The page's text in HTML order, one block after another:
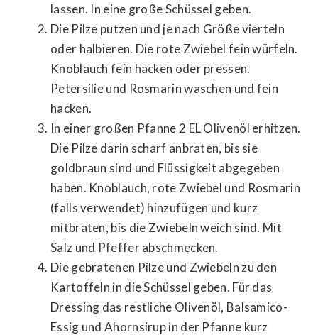
lassen. In eine große Schüssel geben.
Die Pilze putzen und je nach Größe vierteln
oder halbieren. Die rote Zwiebel fein würfeln.
Knoblauch fein hacken oder pressen.
Petersilie und Rosmarin waschen und fein
hacken.
In einer großen Pfanne 2 EL Olivenöl erhitzen.
Die Pilze darin scharf anbraten, bis sie
goldbraun sind und Flüssigkeit abgegeben
haben. Knoblauch, rote Zwiebel und Rosmarin
(falls verwendet) hinzufügen und kurz
mitbraten, bis die Zwiebeln weich sind. Mit
Salz und Pfeffer abschmecken.
Die gebratenen Pilze und Zwiebeln zu den
Kartoffeln in die Schüssel geben. Für das
Dressing das restliche Olivenöl, Balsamico-
Essig und Ahornsirup in der Pfanne kurz